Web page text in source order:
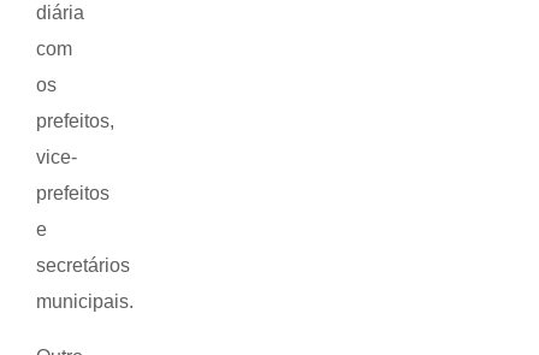
diária
com
os
prefeitos,
vice-
prefeitos
e
secretários
municipais.